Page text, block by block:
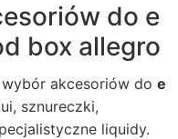
do e
box allegro
akcesoriów do e
sznureczki,
liquidy.